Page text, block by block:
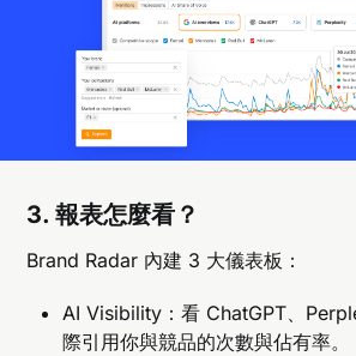
3. 報表怎麼看？
Brand Radar 內建 3 大儀表板：
AI Visibility：看 ChatGPT、
際引用你與競品的次數與佔有率。